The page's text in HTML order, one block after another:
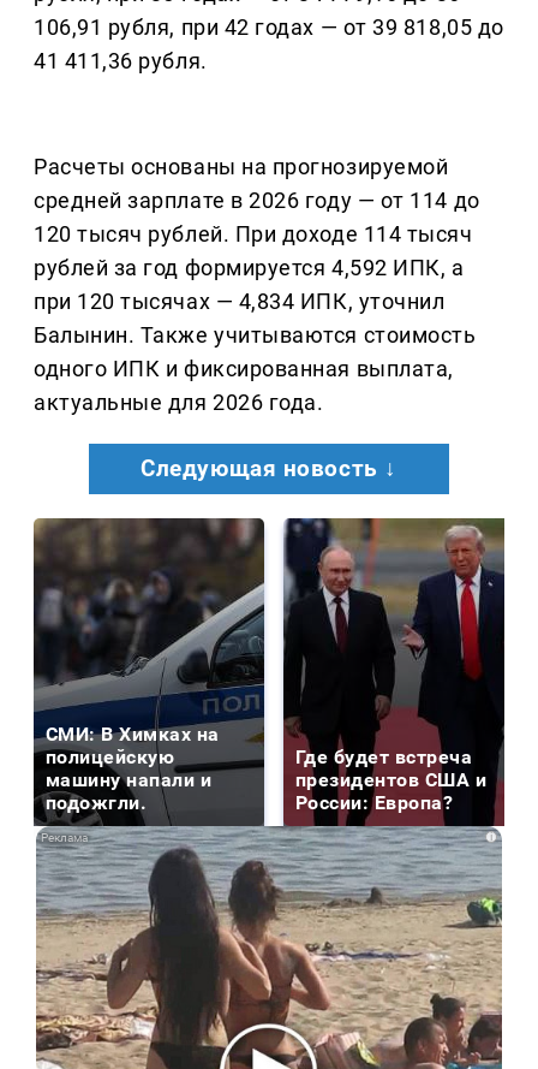
106,91 рубля, при 42 годах — от 39 818,05 до
41 411,36 рубля.
Расчеты основаны на прогнозируемой
средней зарплате в 2026 году — от 114 до
120 тысяч рублей. При доходе 114 тысяч
рублей за год формируется 4,592 ИПК, а
при 120 тысячах — 4,834 ИПК, уточнил
Балынин. Также учитываются стоимость
одного ИПК и фиксированная выплата,
актуальные для 2026 года.
Следующая новость ↓
СМИ: В Химках на
полицейскую
машину напали и
подожгли.
Где будет встреча
президентов США и
России: Европа?
i